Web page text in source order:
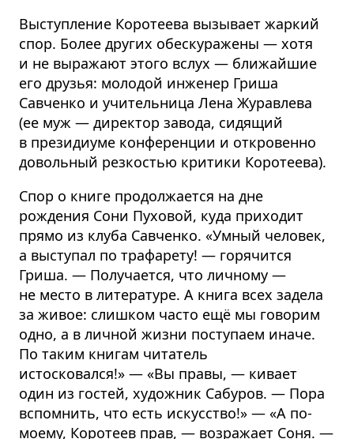
Выступление Коротеева вызывает жаркий
спор. Более других обескуражены — хотя
и не выражают этого вслух — ближайшие
его друзья: молодой инженер Гриша
Савченко и учительница Лена Журавлева
(ее муж — директор завода, сидящий
в президиуме конференции и откровенно
довольный резкостью критики Коротеева).
Спор о книге продолжается на дне
рождения Сони Пуховой, куда приходит
прямо из клуба Савченко. «Умный человек,
а выступал по трафарету! — горячится
Гриша. — Получается, что личному —
не место в литературе. А книга всех задела
за живое: слишком часто ещё мы говорим
одно, а в личной жизни поступаем иначе.
По таким книгам читатель
истосковался!» — «Вы правы, — кивает
один из гостей, художник Сабуров. — Пора
вспомнить, что есть искусство!» — «А по-
моему, Коротеев прав, — возражает Соня. —